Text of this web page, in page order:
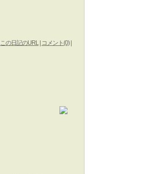
この日記のURL| コメント(0)|